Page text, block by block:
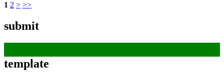
1 2 > >>
submit
template